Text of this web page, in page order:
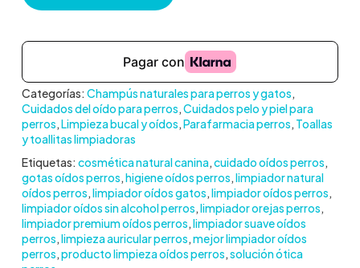
Categorías: Champús naturales para perros y gatos,
Cuidados del oído para perros,Cuidados pelo y piel para
perros,Limpieza bucal y oídos,Parafarmacia perros, Toallas
y toallitas limpiadoras
Etiquetas: cosmética natural canina,cuidado oídos perros,
gotas oídos perros,higiene oídos perros,limpiador natural
oídos perros,limpiador oídos gatos,limpiador oídos perros,
limpiador oídos sin alcohol perros,limpiador orejas perros,
limpiador premium oídos perros,limpiador suave oídos
perros,limpieza auricular perros,mejor limpiador oídos
perros,producto limpieza oídos perros,solución ótica